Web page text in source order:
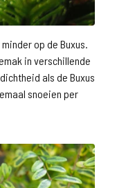
op de Buxus.
in verschillende
als de Buxus
snoeien per